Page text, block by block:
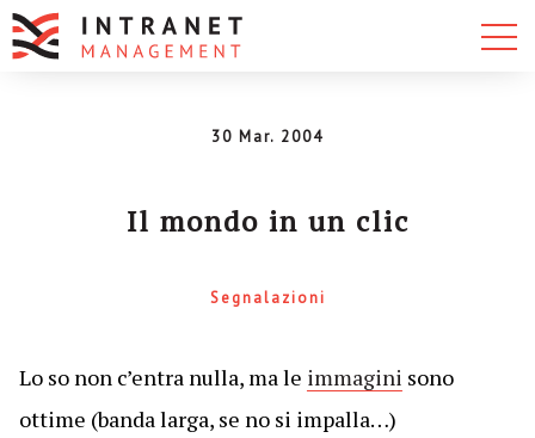
30 Mar. 2004
Il mondo in un clic
Segnalazioni
Lo so non c’entra nulla, ma le immagini sono
ottime (banda larga, se no si impalla…)